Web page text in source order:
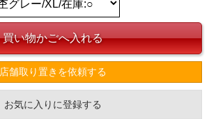
店舗取り置きを依頼する
お気に入りに登録する